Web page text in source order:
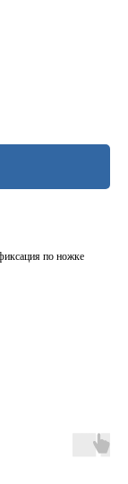
по ножке